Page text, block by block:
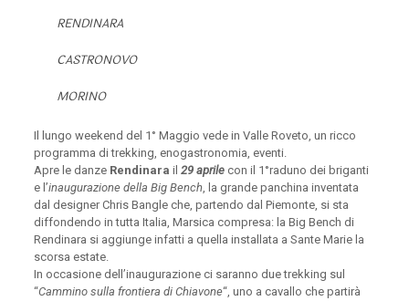
RENDINARA
CASTRONOVO
MORINO
Il lungo weekend del 1° Maggio vede in Valle Roveto, un ricco
programma di trekking, enogastronomia, eventi.
Apre le danze Rendinara il 29 aprilecon il 1°raduno dei briganti
e l’inaugurazione della Big Bench, la grande panchina inventata
dal designer Chris Bangle che, partendo dal Piemonte, si sta
diffondendo in tutta Italia, Marsica compresa: la Big Bench di
Rendinara si aggiunge infatti a quella installata a Sante Marie la
scorsa estate.
In occasione dell’inaugurazione ci saranno due trekking sul
“Cammino sulla frontiera di Chiavone“, uno a cavallo che partirà